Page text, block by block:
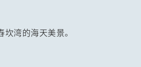
湾的海天美景。